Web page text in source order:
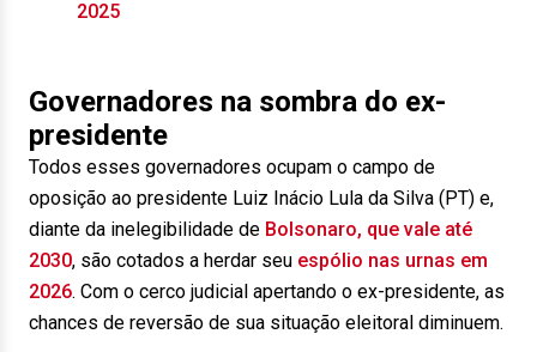
2025
Governadores na sombra do ex-
presidente
Todos esses governadores ocupam o campo de
oposição ao presidente Luiz Inácio Lula da Silva (PT) e,
diante da inelegibilidade de Bolsonaro, que vale até
2030, são cotados a herdar seu espólio nas urnas em
2026. Com o cerco judicial apertando o ex-presidente, as
chances de reversão de sua situação eleitoral diminuem.